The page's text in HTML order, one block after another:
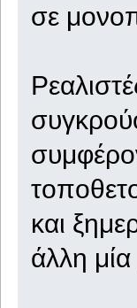
σε
και
άλλη